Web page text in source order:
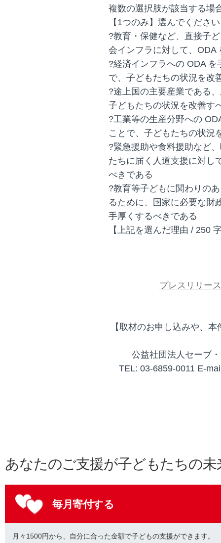
複数の選択肢が該当する場
【1つのみ】選んでくださ
?教育・保健など、直接子
会インフラに対して、ODA
?経済インフラへの ODA
で、子どもたちの状況を改
?途上国の主要産業である
子どもたちの状況を改善す
?工業等の生産分野への
ことで、子どもたちの状況
?緊急援助や食料援助など
たちに届く人道支援に対し
べきである
?教育等子どもに関わりの
るために、国家に必要な財
手厚くするべきである
【上記を選んだ理由 / 250
プレスリリー
【取材のお申し込みや、
公益社団法人セーブ
TEL: 03-6859-0011 E-
あなたのご支援が子どもたちの
毎月寄付する
月々1500円から、自分に合った金額で子どもの支援ができます。